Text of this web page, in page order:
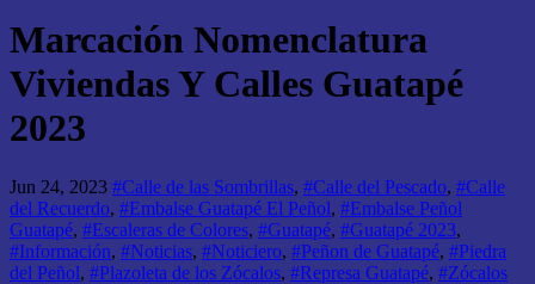
Marcación Nomenclatura
Viviendas Y Calles Guatapé
2023
Jun 24, 2023 #Calle de las Sombrillas, #Calle del Pescado, #Calle
del Recuerdo, #Embalse Guatapé El Peñol, #Embalse Peñol
Guatapé, #Escaleras de Colores, #Guatapé, #Guatapé 2023,
#Información, #Noticias, #Noticiero, #Peñon de Guatapé, #Piedra
del Peñol, #Plazoleta de los Zócalos, #Represa Guatapé, #Zócalos